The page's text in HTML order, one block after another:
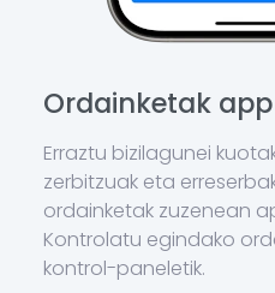
Ordainketak app
Erraztu bizilagunei
zerbitzuak eta
ordainketak zuzenean
Kontrolatu egindako
kontrol-paneletik.